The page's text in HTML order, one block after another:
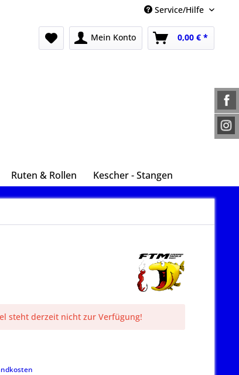
Service/Hilfe
Mein Konto 0,00 € *
Ruten & Rollen Kescher - Stangen
steht derzeit nicht zur Verfügung!